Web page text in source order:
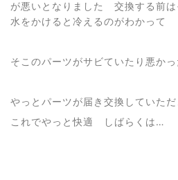
が悪いとなりました 交換する前は
水をかけると冷えるのがわかって
そこのパーツがサビていたり悪か
やっとパーツが届き交換していただ
これでやっと快適 しばらくは…